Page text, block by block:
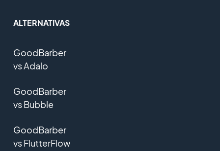
ALTERNATIVAS
GoodBarber
vs Adalo
GoodBarber
vs Bubble
GoodBarber
vs FlutterFlow